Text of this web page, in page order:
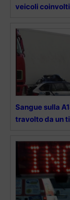
veicoli coinvolti
Sangue sulla
travolto da un